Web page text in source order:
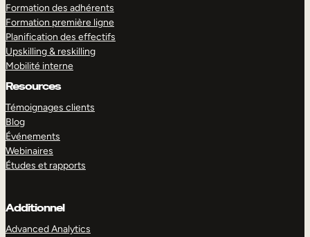
Formation des adhérents
Formation première ligne
Planification des effectifs
Upskilling & reskilling
Mobilité interne
Resources
Témoignages clients
Blog
Événements
Webinaires
Études et rapports
Additionnel
Advanced Analytics